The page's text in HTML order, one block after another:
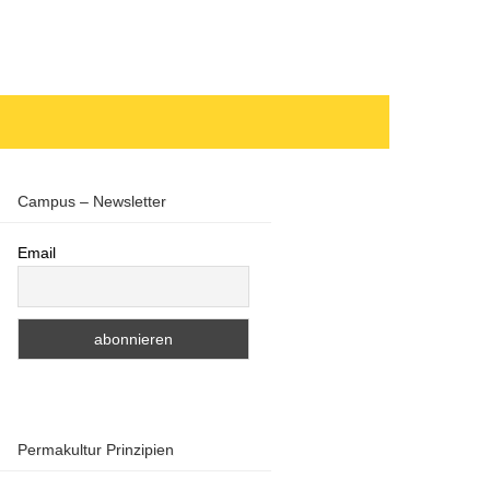
Campus – Newsletter
Email
Permakultur Prinzipien